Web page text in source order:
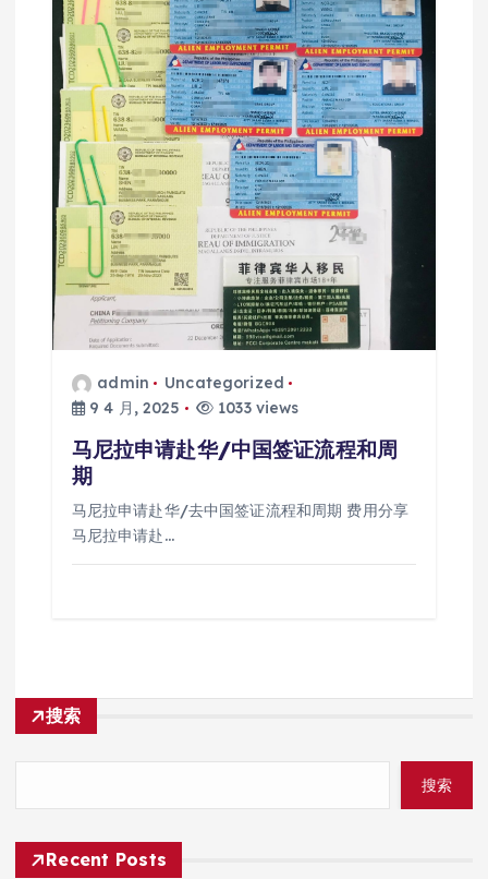
admin
Uncategorized
9 4 月, 2025
1033 views
马尼拉申请赴华/中国签证流程和周
期
马尼拉申请赴华/去中国签证流程和周期 费用分享
马尼拉申请赴…
搜索
搜索
Recent Posts